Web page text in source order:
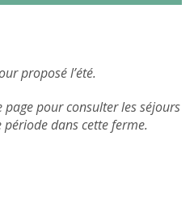
proposé l’été.
page pour consulter les séjours
dans cette ferme.